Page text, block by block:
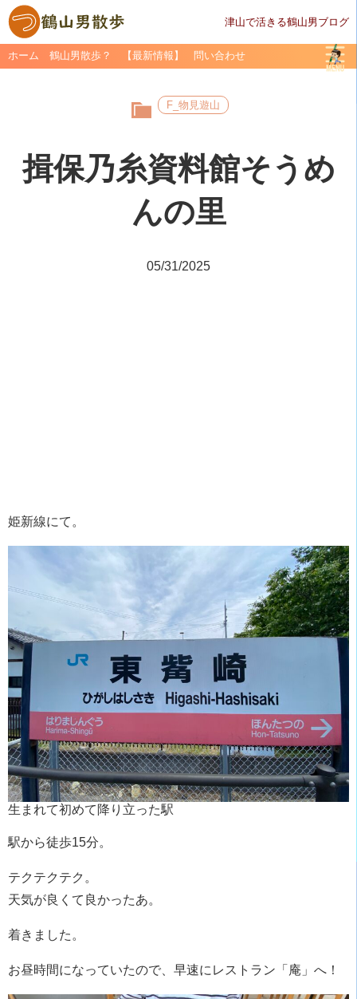
津山で活きる鶴山男ブログ
ホーム 鶴山男散歩？ 【最新情報】 問い合わせ
F_物見遊山
揖保乃糸資料館そうめ
んの里
05/31/2025
姫新線にて。
生まれて初めて降り立った駅
駅から徒歩15分。
テクテクテク。
天気が良くて良かったあ。
着きました。
お昼時間になっていたので、早速にレストラン「庵」へ！